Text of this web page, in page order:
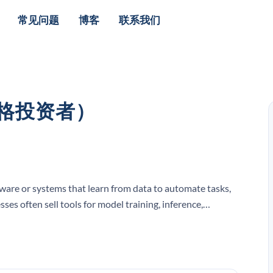
常见问题 博客 联系我们
投资者）
or systems that learn from data to automate tasks,
often sell tools for model training, inference,